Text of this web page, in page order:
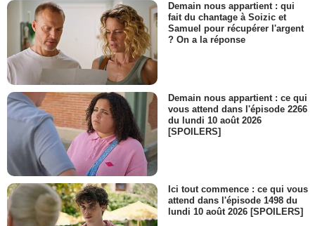
Demain nous appartient : qui
fait du chantage à Soizic et
Samuel pour récupérer l'argent
? On a la réponse
Demain nous appartient : ce qui
vous attend dans l'épisode 2266
du lundi 10 août 2026
[SPOILERS]
Ici tout commence : ce qui vous
attend dans l'épisode 1498 du
lundi 10 août 2026 [SPOILERS]